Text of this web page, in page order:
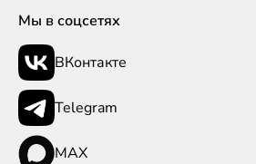
Мы в соцсетях
ВКонтакте
Telegram
MAX